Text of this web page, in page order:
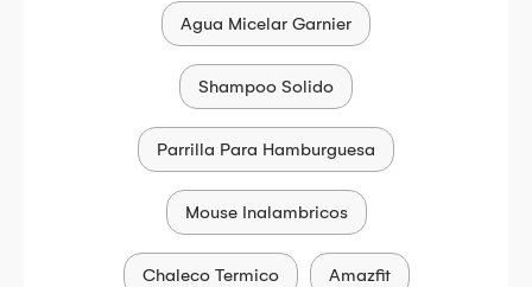
Agua Micelar Garnier
Shampoo Solido
Parrilla Para Hamburguesa
Mouse Inalambricos
Chaleco Termico Amazfit